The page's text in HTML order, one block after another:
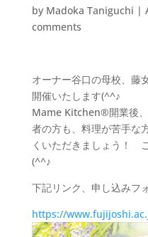
by Madoka Taniguchi |
comments
オーナー谷口の母校、藤
開催いたします(^^♪
Mame Kitchen®開業後
者の方も、料理が苦手な
くいただきましょう！
(^^♪
下記リンク、申し込みフ
https://